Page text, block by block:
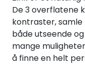
De 3 overflatene
kontraster,
både utseende
mange
å finne en helt